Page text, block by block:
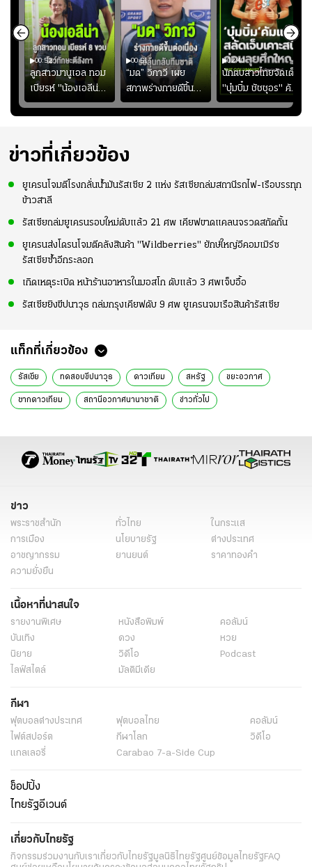
00:52
ลูกสาวมานูเอล ทอม
เบียรห์ "น้องเอลีน่า"
วัย 8 ขวบ โชว์ตี
ลังกาสุดพริ้ว
00:51
“มด” วิภาวี เผย
สภาพร่างกายดีขึ้น
อย่างต่อเนื่อง พร้อม
พยายามลงสนามให้
ความมั่นใจ
02:40
นักตบสาวไทยจัดเต็ม
"บุ๋มบิ๋ม ชัชชุอร" คัม
แบ็ก ศึก" SEA V
CUP 2026" เลก
ข่าวที่เกี่ยวข้อง
ยูเครนโจมตีโรงกลั่นน้ำมันรัสเซีย 2 แห่ง รัสเซียถล่มสถานีรถไฟ-เรือบรรทุก
ข้าวสาลี
รัสเซียถล่มยูเครนรอบใหม่ดับแล้ว 21 ศพ เคียฟขาดแคลนจรวดสกัดกั้น
ยูเครนส่งโดรนโจมตีคลังสินค้า "Wildberries" ยักษ์ใหญ่อีคอมเมิร์ซ
รัสเซียซ้ำอีกระลอก
เกิดเหตุระเบิด หน้าร้านอาหารในมอสโก ดับแล้ว 3 ศพเจ็บอื้อ
รัสเซียยิงขีปนาวุธ ถล่มกรุงเคียฟดับ 9 ศพ ยูเครนจมเรือสินค้ารัสเซีย
แท็กที่เกี่ยวข้อง
รัสเซีย ทดสอบขีปนาวุธ ดาวเทียม สหรัฐ ขยะอวกาศ
ซากดาวเทียม สถานีอวกาศนานาชาติ ข่าวทั่วไป
ข่าว
พระราชสำนัก ทั่วไทย
ในกระแส
การเมือง
นโยบายรัฐ
ต่างประเทศ
อาชญากรรม
ยานยนต์
ราคาทองคำ
ความยั่งยืน
เนื้อหาที่น่าสนใจ
รายงานพิเศษ หนังสือพิมพ์
คอลัมน์
บันเทิง
ดวง
หวย
นิยาย
วิดีโอ
Podcast
ไลฟ์สไตล์
มัลติมีเดีย
กีฬา
ฟุตบอลต่่างประเทศ ฟุตบอลไทย
คอลัมน์
ไฟต์สปอร์ต
กีฬาโลก
วิดีโอ
แกลเลอรี่
Carabao 7-a-Side Cup
ช็อปปิ้ง
ไทยรัฐอีเวนต์
เกี่ยวกับไทยรัฐ
กิจกรรมร่วมงานกับเราเกี่ยวกับไทยรัฐมูลนิธิไทยรัฐศูนย์ข้อมูลไทยรัฐFAQ